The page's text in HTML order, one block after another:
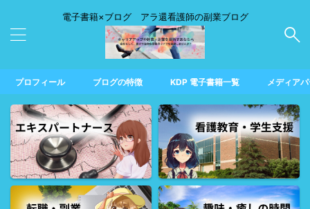
電子書籍×ブログ アラ還看護師の副業ブログ
プロフィール ブログの特徴 KDP 電子書籍一覧 メディア